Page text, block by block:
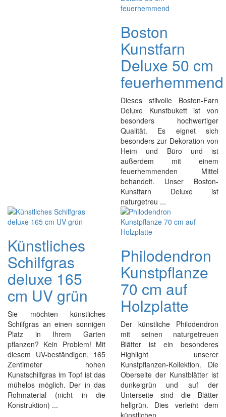
Boston
Kunstfarn
Deluxe 50 cm
feuerhemmend
Dieses stilvolle Boston-Farn
Deluxe Kunstbukett ist von
besonders hochwertiger
Qualität. Es eignet sich
besonders zur Dekoration von
Heim und Büro und ist
außerdem mit einem
feuerhemmenden Mittel
behandelt. Unser Boston-
Kunstfarn Deluxe ist
naturgetreu ...
Künstliches
Schilfgras
deluxe 165
cm UV grün
Sie möchten künstliches
Schilfgras an einen sonnigen
Platz in Ihrem Garten
pflanzen? Kein Problem! Mit
diesem UV-beständigen, 165
Zentimeter hohen
Kunstschilfgras im Topf ist das
mühelos möglich. Der in das
Rohmaterial (nicht in die
Konstruktion) ...
Philodendron
Kunstpflanze
70 cm auf
Holzplatte
Der künstliche Philodendron
mit seinen naturgetreuen
Blätter ist ein besonderes
Highlight unserer
Kunstpflanzen-Kollektion. Die
Oberseite der Kunstblätter ist
dunkelgrün und auf der
Unterseite sind die Blätter
hellgrün. Dies verleiht dem
künstlichen ...